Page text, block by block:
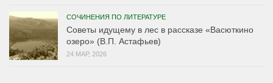
СОЧИНЕНИЯ ПО ЛИТЕРАТУРЕ
Советы идущему в лес в рассказе «Васюткино
озеро» (В.П. Астафьев)
24 МАР, 2026